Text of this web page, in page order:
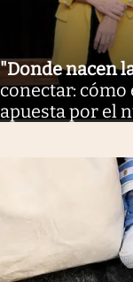
"Donde nacen
conectar: cómo
apuesta por el